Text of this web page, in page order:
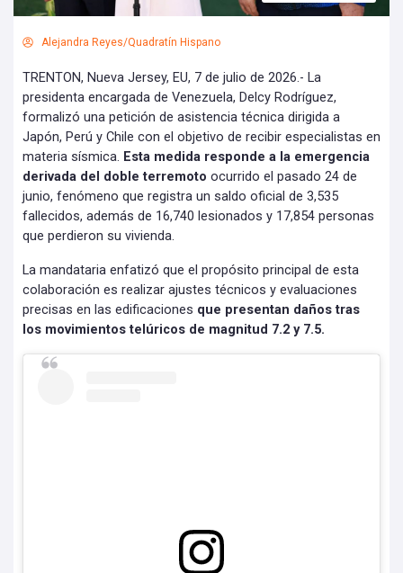
Alejandra Reyes/Quadratín Hispano
TRENTON, Nueva Jersey, EU, 7 de julio de 2026.- La
presidenta encargada de Venezuela, Delcy Rodríguez,
formalizó una petición de asistencia técnica dirigida a
Japón, Perú y Chile con el objetivo de recibir especialistas en
materia sísmica. Esta medida responde a la emergencia
derivada del doble terremoto ocurrido el pasado 24 de
junio, fenómeno que registra un saldo oficial de 3,535
fallecidos, además de 16,740 lesionados y 17,854 personas
que perdieron su vivienda.
La mandataria enfatizó que el propósito principal de esta
colaboración es realizar ajustes técnicos y evaluaciones
precisas en las edificaciones que presentan daños tras
los movimientos telúricos de magnitud 7.2 y 7.5.